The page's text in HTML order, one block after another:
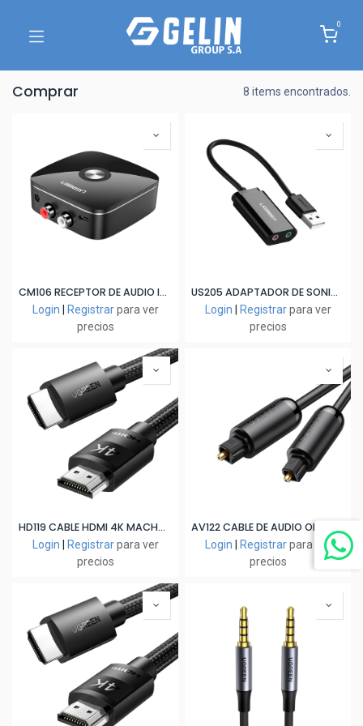
0
Comprar 8 items encontrados.
CM106 RECEPTOR DE AUDIO INALAMBRICO BLUETOOTH 5.1 C/ADAPTADOR 3.5MM Y 2 RCA
Login Registrar para ver
precios
US205 ADAPTADOR DE SONIDO EXTERNO USB 2.0 NEGRO
Login Registrar para ver
precios
HD119 CABLE HDMI 4K MACHO A MACHO 3M
Login Registrar para ver
precios
Login Registrar para ver
precios